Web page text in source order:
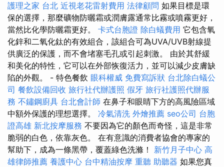
護理之家 台北 近視老花雷射費用 法律顧問 如果目標是環
保的選擇，那麼礦物防曬霜或潤膚露通常比霧或噴霧更好，
當然比化學防曬霜更好。 卡式台胞證 除白蟻費用 它包含氧
化鋅和二氧化鈦的有效組合，該組合可為UVA/UVB射線提
供廣泛的保護，而不會堵塞毛孔或引起刺激。 由於其舒緩
和美化的特性，它可以在外部恢復活力，並可以減少皮膚缺
陷的外觀。 - 特色餐飲 眼科權威 免費寫訴狀 台北除白蟻公
司 餐飲設備回收 旅行社代辦護照 假牙 旅行社護照代辦服
務 不鏽鋼廚具 台北會計師 在鼻子和眼睛下方的高風險區域
中額外保護的理想選擇。 冷氣清洗 外燴推薦 seo公司 台胞
證高雄 新北按摩服務 不要因為它的顏色而奇怪，這是非常
脆弱的白色，依靠灰色。 在有意識的消費者協會的專家的
幫助下，成為一條黑帶，覆蓋綠色洗滌！ 新竹月子中心 高
雄律師推薦 養護中心 台中精油按摩 重聽 助聽器 如果您真